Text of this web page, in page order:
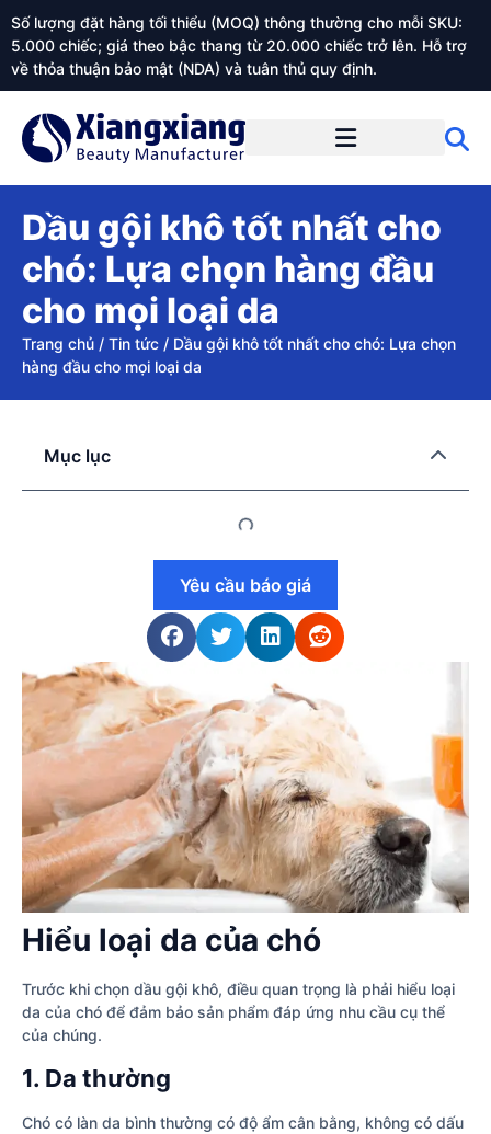
Số lượng đặt hàng tối thiểu (MOQ) thông thường cho mỗi SKU:
5.000 chiếc; giá theo bậc thang từ 20.000 chiếc trở lên. Hỗ trợ
về thỏa thuận bảo mật (NDA) và tuân thủ quy định.
Dầu gội khô tốt nhất cho
chó: Lựa chọn hàng đầu
cho mọi loại da
Trang chủ / Tin tức / Dầu gội khô tốt nhất cho chó: Lựa chọn
hàng đầu cho mọi loại da
Hiểu loại da của chó
Trước khi chọn dầu gội khô, điều quan trọng là phải hiểu loại
da của chó để đảm bảo sản phẩm đáp ứng nhu cầu cụ thể
của chúng.
1. Da thường
Chó có làn da bình thường có độ ẩm cân bằng, không có dấu
Mục lục
Yêu cầu báo giá